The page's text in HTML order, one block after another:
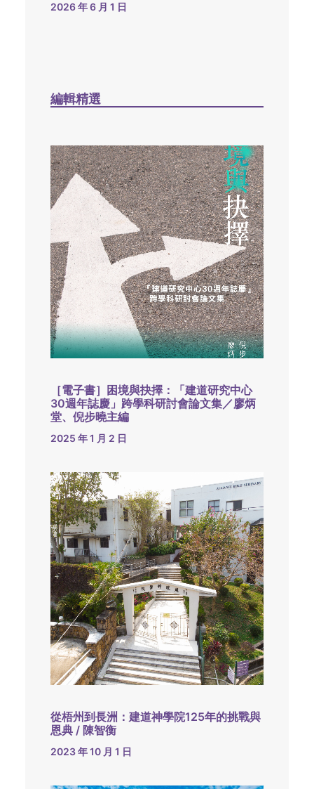
2026 年 6 月 1 日
編輯精選
［電子書］困境與抉擇：「建道研究中心
30週年誌慶」跨學科研討會論文集／廖炳
堂、倪步曉主編
2025 年 1 月 2 日
從梧州到長洲：建道神學院125年的挑戰與
恩典 / 陳智衡
2023 年 10 月 1 日